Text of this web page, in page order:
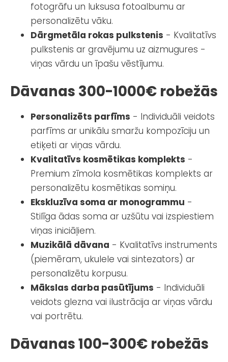
fotogrāfu un luksusa fotoalbumu ar
personalizētu vāku.
Dārgmetāla rokas pulkstenis - Kvalitatīvs
pulkstenis ar gravējumu uz aizmugures -
viņas vārdu un īpašu vēstījumu.
Dāvanas 300-1000€ robežās
Personalizēts parfīms - Individuāli veidots
parfīms ar unikālu smaržu kompozīciju un
etiķeti ar viņas vārdu.
Kvalitatīvs kosmētikas komplekts -
Premium zīmola kosmētikas komplekts ar
personalizētu kosmētikas somiņu.
Ekskluzīva soma ar monogrammu -
Stilīga ādas soma ar uzšūtu vai izspiestiem
viņas iniciāļiem.
Muzikālā dāvana - Kvalitatīvs instruments
(piemēram, ukulele vai sintezators) ar
personalizētu korpusu.
Mākslas darba pasūtījums - Individuāli
veidots glezna vai ilustrācija ar viņas vārdu
vai portrētu.
Dāvanas 100-300€ robežās